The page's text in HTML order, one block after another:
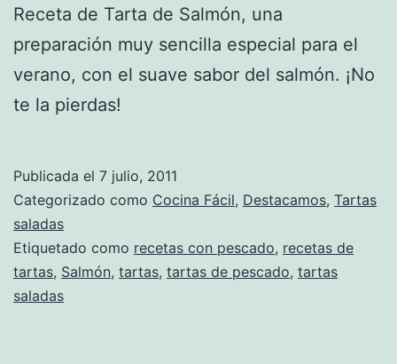
Receta de Tarta de Salmón, una
preparación muy sencilla especial para el
verano, con el suave sabor del salmón. ¡No
te la pierdas!
Publicada el 7 julio, 2011
Categorizado como Cocina Fácil, Destacamos, Tartas
saladas
Etiquetado como recetas con pescado, recetas de
tartas, Salmón, tartas, tartas de pescado, tartas
saladas